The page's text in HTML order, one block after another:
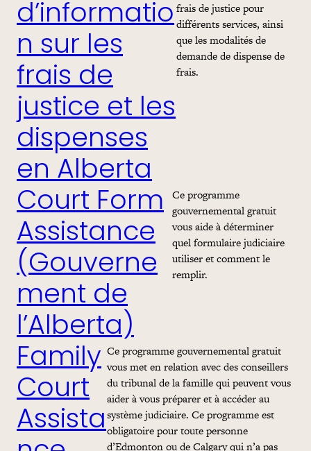
d’informatio
n sur les
frais de
justice et les
dispenses
en Alberta
frais de justice pour
différents services, ainsi
que les modalités de
demande de dispense de
frais.
Court Form
Assistance
(Gouverne
ment de
l’Alberta)
Ce programme
gouvernemental gratuit
vous aide à déterminer
quel formulaire judiciaire
utiliser et comment le
remplir.
Family
Court
Assista
Ce programme gouvernemental gratuit
vous met en relation avec des conseillers
du tribunal de la famille qui peuvent vous
aider à vous préparer et à accéder au
système judiciaire. Ce programme est
obligatoire pour toute personne
d’Edmonton ou de Calgary qui n’a pas